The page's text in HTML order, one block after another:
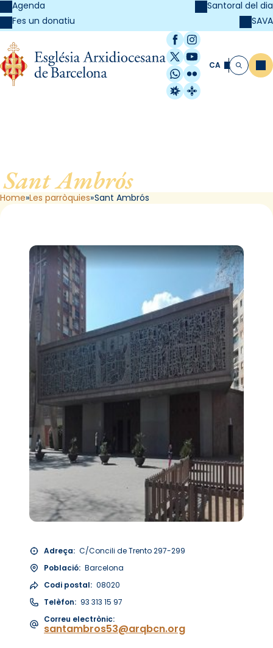
Agenda
Fes un donatiu
Santoral del dia
SAVA
Facebook
Instagram
X / Twitter
YouTube
WhatsApp
Flickr
Radio Estel
Catalunya
CA Cerca
Sant Ambrós, de Barcelona
Home Les parròquies Sant Ambrós
Adreça: C/Concili de Trento 297-299
Població: Barcelona
Codi postal: 08020
Telèfon: 93 313 15 97
Correu electrònic:
santambros53@arqbcn.org